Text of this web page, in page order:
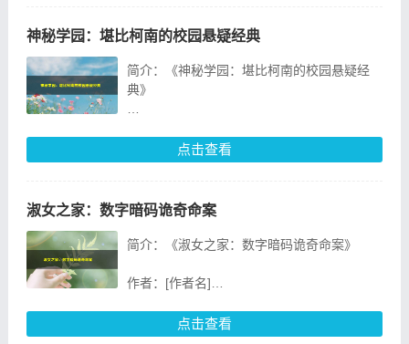
神秘学园：堪比柯南的校园悬疑经典
简介：《神秘学园：堪比柯南的校园悬疑经
典》
出版社：[出版社名称]
出版日期：[出版日期]
字数：约60000字
《神秘学园：堪比柯南的校园悬疑经典》是一
点击查看
淑女之家：数字暗码诡奇命案
简介：《淑女之家：数字暗码诡奇命案》
作者：[作者名]
出版社：[出版社名]
点击查看